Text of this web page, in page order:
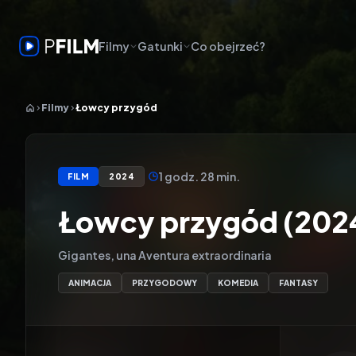
Filmy Gatunki Co obejrzeć?
Filmy Łowcy przygód
FILM 2024 1 godz. 28 min.
Łowcy przygód
Gigantes, una Aventura extraordinaria
ANIMACJA PRZYGODOWY KOMEDIA FANTASY